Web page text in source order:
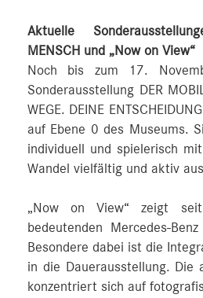
Aktuelle
MENSCH und „Now on View“
Noch bis zum 17.
Sonderausstellung DER
WEGE. DEINE
auf Ebene 0 des Museums.
individuell und spielerisch
Wandel vielfältig und aktiv
„Now on View“ zeigt
bedeutenden Mercedes-
Besondere dabei ist die
in die Dauerausstellung. Die
konzentriert sich auf